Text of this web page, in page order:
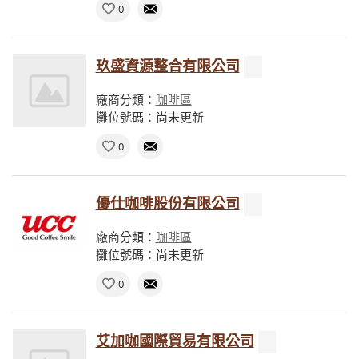
0
玖盛資源整合有限公司
廠商分類： 咖啡區
攤位號碼：尚未更新
0
優仕咖啡股份有限公司
廠商分類： 咖啡區
攤位號碼：尚未更新
0
艾加咖國際貿易有限公司